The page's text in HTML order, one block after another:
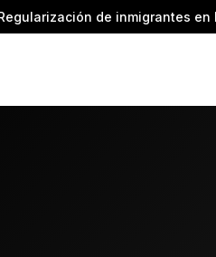
de inmigrantes